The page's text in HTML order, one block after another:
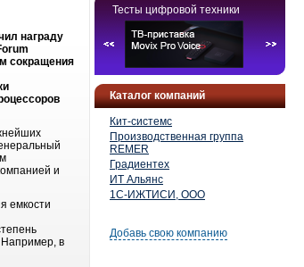
Тесты цифровой техники
Каталог компаний
Кит-системс
Производственная группа
REMER
Градиентех
ИТ Альянс
1С-ИЖТИСИ, ООО
Добавь свою компанию
награду
сокращения
и
емкости
Например, в